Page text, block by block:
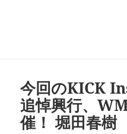
今回のKICK
追悼興行、
催！ 堀田春樹